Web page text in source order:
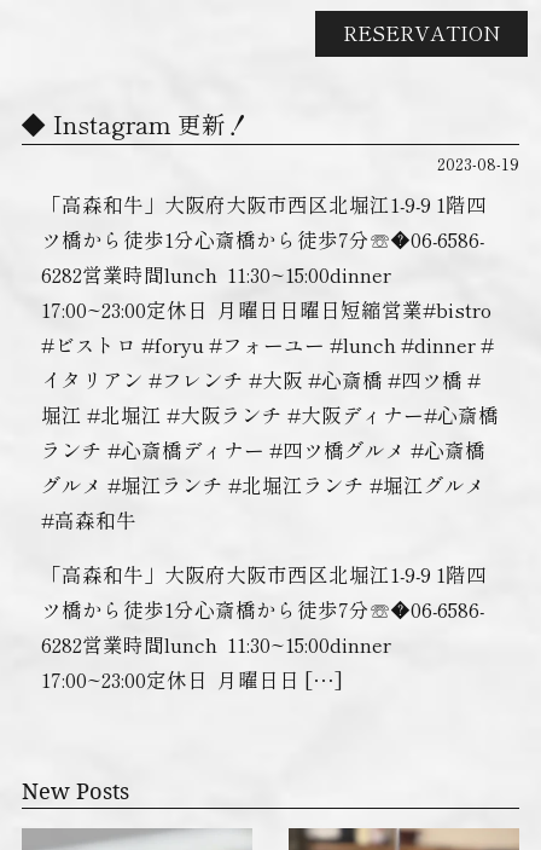
RESERVATION
Instagram 更新！
2023-08-19
「高森和牛」大阪府大阪市西区北堀江1-9-9 1階四
ツ橋から徒歩1分心斎橋から徒歩7分☏�06-6586-
6282営業時間lunch ︎ 11:30~15:00dinner ︎
17:00~23:00定休日 ︎ 月曜日日曜日短縮営業#bistro
#ビストロ #foryu #フォーユー #lunch #dinner #
イタリアン #フレンチ #大阪 #心斎橋 #四ツ橋 #
堀江 #北堀江 #大阪ランチ #大阪ディナー#心斎橋
ランチ #心斎橋ディナー #四ツ橋グルメ #心斎橋
グルメ #堀江ランチ #北堀江ランチ #堀江グルメ
#高森和牛
「高森和牛」大阪府大阪市西区北堀江1-9-9 1階四
ツ橋から徒歩1分心斎橋から徒歩7分☏�06-6586-
6282営業時間lunch ︎ 11:30~15:00dinner ︎
17:00~23:00定休日 ︎ 月曜日日 […]
New Posts